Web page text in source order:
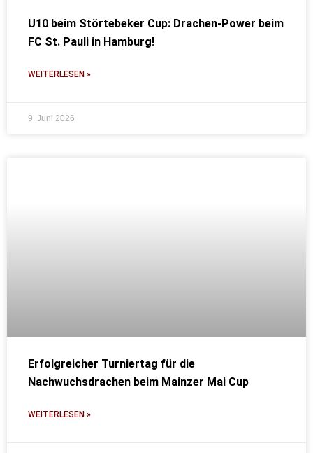
U10 beim Störtebeker Cup: Drachen-Power beim
FC St. Pauli in Hamburg!
WEITERLESEN »
9. Juni 2026
Erfolgreicher Turniertag für die
Nachwuchsdrachen beim Mainzer Mai Cup
WEITERLESEN »